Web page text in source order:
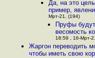
Да, на это
пример,
Мрт-21, (194)
Пруфы
весомость
18:59 , 16-Мрт-
Жаргон переводить
чтобы иметь свою